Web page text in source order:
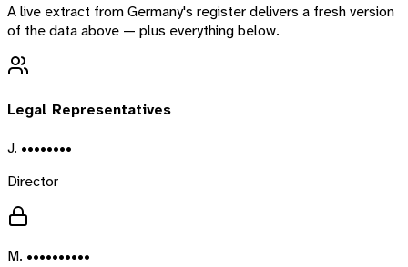
A live extract fromGermany's register delivers a fresh version
of the data above — plus everything below.
Legal Representatives
J. ••••••••
Director
M. ••••••••••